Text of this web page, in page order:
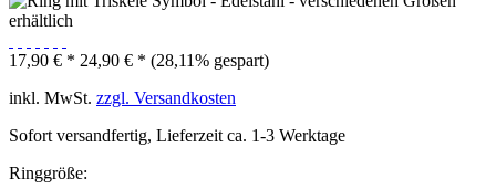
17,90 € * 24,90 € * (28,11% gespart)
inkl. MwSt. zzgl. Versandkosten
Sofort versandfertig, Lieferzeit ca. 1-3 Werktage
Ringgröße: